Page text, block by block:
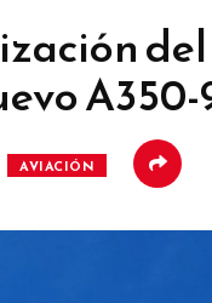
AVIACIÓN